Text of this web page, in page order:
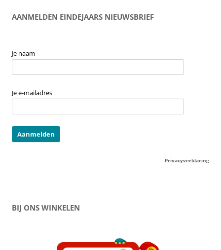
AANMELDEN EINDEJAARS NIEUWSBRIEF
Je naam
Je e-mailadres
Privacyverklaring
BIJ ONS WINKELEN